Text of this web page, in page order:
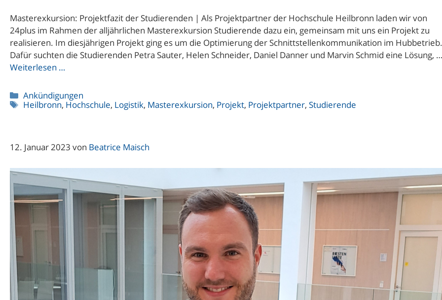
Masterexkursion: Projektfazit der Studierenden | Als Projektpartner der Hochschule Heilbronn laden wir von
24plus im Rahmen der alljährlichen Masterexkursion Studierende dazu ein, gemeinsam mit uns ein Projekt zu
realisieren. Im diesjährigen Projekt ging es um die Optimierung der Schnittstellenkommunikation im Hubbetrieb.
Dafür suchten die Studierenden Petra Sauter, Helen Schneider, Daniel Danner und Marvin Schmid eine Lösung, …
Weiterlesen …
Kategorien
Ankündigungen
Schlagwörter
Heilbronn, Hochschule, Logistik, Masterexkursion, Projekt, Projektpartner, Studierende
12. Januar 2023 von Beatrice Maisch